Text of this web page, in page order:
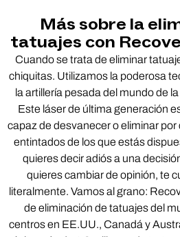
Más sobre la
tatuajes con
Cuando se trata de eliminar
chiquitas. Utilizamos la poderosa
la artillería pesada del mundo de
Este láser de última generación
capaz de desvanecer o eliminar
entintados de los que estás
quieres decir adiós a una
quieres cambiar de opinión, te
literalmente. Vamos al grano:
de eliminación de tatuajes del
centros en EE.UU., Canadá y